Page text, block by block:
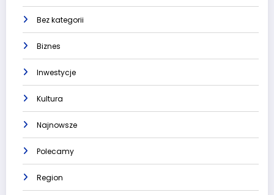
Bez kategorii
Biznes
Inwestycje
Kultura
Najnowsze
Polecamy
Region